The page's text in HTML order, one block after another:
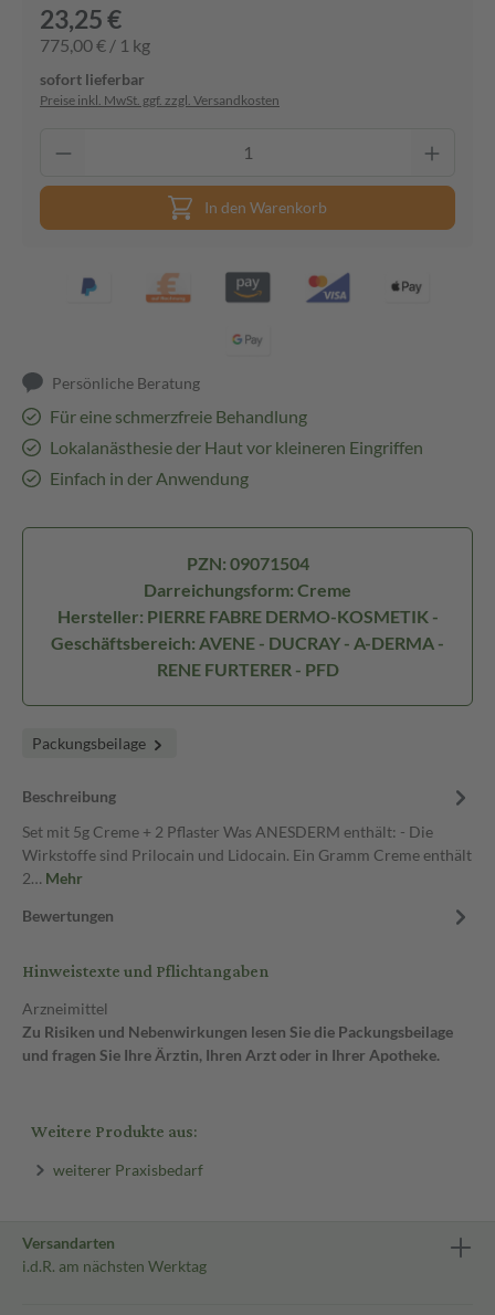
23,25 €
775,00 € / 1 kg
sofort lieferbar
Preise inkl. MwSt. ggf. zzgl. Versandkosten
In den Warenkorb
Persönliche Beratung
Für eine schmerzfreie Behandlung
Lokalanästhesie der Haut vor kleineren Eingriffen
Einfach in der Anwendung
PZN: 09071504
Darreichungsform: Creme
Hersteller: PIERRE FABRE DERMO-KOSMETIK -
Geschäftsbereich: AVENE - DUCRAY - A-DERMA -
RENE FURTERER - PFD
Packungsbeilage
Beschreibung
Set mit 5g Creme + 2 Pflaster Was ANESDERM enthält: - Die
Wirkstoffe sind Prilocain und Lidocain. Ein Gramm Creme enthält
2… Mehr
Bewertungen
Hinweistexte und Pflichtangaben
Arzneimittel
Zu Risiken und Nebenwirkungen lesen Sie die Packungsbeilage
und fragen Sie Ihre Ärztin, Ihren Arzt oder in Ihrer Apotheke.
Weitere Produkte aus:
weiterer Praxisbedarf
Versandarten
i.d.R. am nächsten Werktag